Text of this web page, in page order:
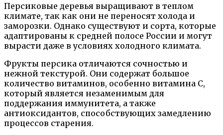
Персиковые деревья выращивают в теплом
климате, так как они не переносят холода и
заморозки. Однако существуют и сорта, которые
адаптированы к средней полосе России и могут
вырасти даже в условиях холодного климата.
Фрукты персика отличаются сочностью и
нежной текстурой. Они содержат большое
количество витаминов, особенно витамина С,
который является незаменимым для
поддержания иммунитета, а также
антиоксидантов, способствующих замедлению
процессов старения.